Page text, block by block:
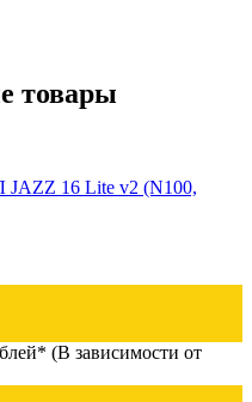
товары
16 Lite v2 (N100,
(В зависимости от